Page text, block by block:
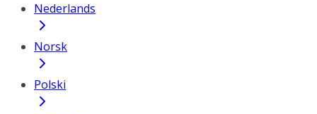
Nederlands
Norsk
Polski